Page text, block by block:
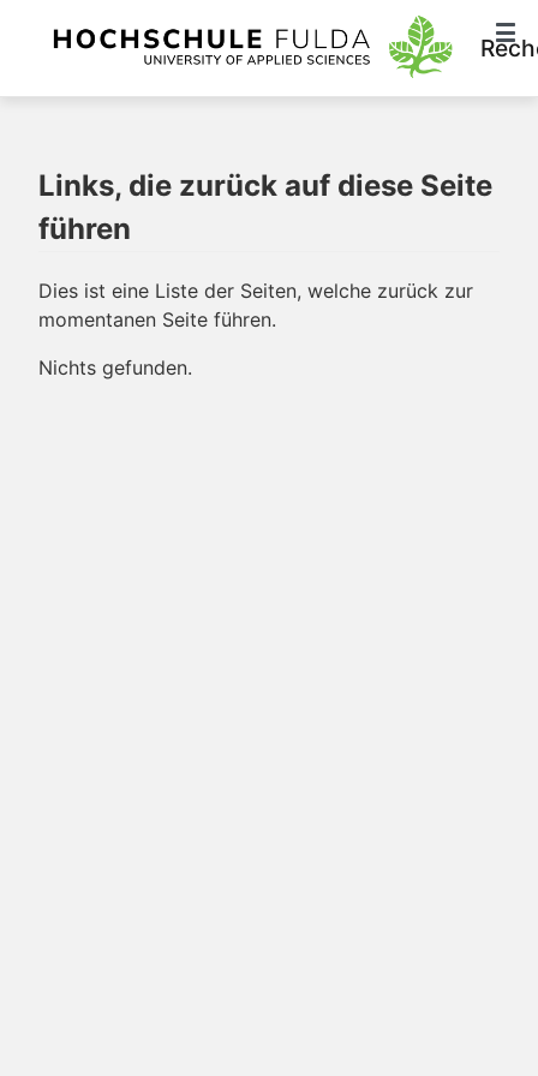
Links, die zurück auf diese Seite
führen
Dies ist eine Liste der Seiten, welche zurück zur
momentanen Seite führen.
Nichts gefunden.